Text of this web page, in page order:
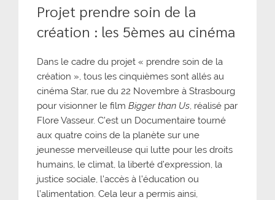
Projet prendre soin de la
création : les 5èmes au cinéma
Dans le cadre du projet « prendre soin de la
création », tous les cinquièmes sont allés au
cinéma Star, rue du 22 Novembre à Strasbourg
pour visionner le film Bigger than Us, réalisé par
Flore Vasseur. C’est un Documentaire tourné
aux quatre coins de la planète sur une
jeunesse merveilleuse qui lutte pour les droits
humains, le climat, la liberté d’expression, la
justice sociale, l’accès à l’éducation ou
l’alimentation. Cela leur a permis ainsi,